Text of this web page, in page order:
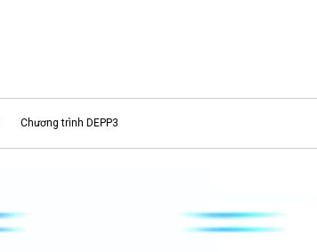
Chương trình DEPP3